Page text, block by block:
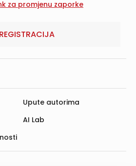
REGISTRACIJA
Upute autorima
AI Lab